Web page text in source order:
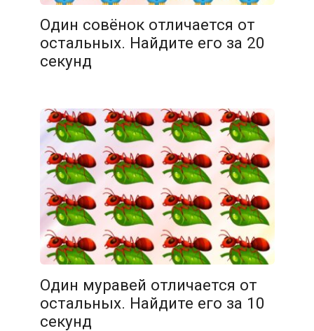
14.02.2026
Один совёнок отличается от
остальных. Найдите его за 20
секунд
14.02.2026
Один муравей отличается от
остальных. Найдите его за 10
секунд